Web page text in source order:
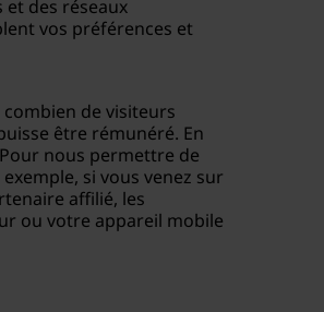
des réseaux
vos préférences et
de visiteurs
être rémunéré. En
nous permettre de
si vous venez sur
affilié, les
ou votre appareil mobile